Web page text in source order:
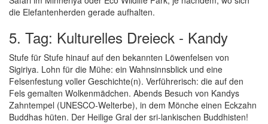
die Elefantenherden gerade aufhalten.
5. Tag: Kulturelles Dreieck - Kandy
Stufe für Stufe hinauf auf den bekannten Löwenfelsen von
Sigiriya. Lohn für die Mühe: ein Wahnsinnsblick und eine
Felsenfestung voller Geschichte(n). Verführerisch: die auf den
Fels gemalten Wolkenmädchen. Abends Besuch von Kandys
Zahntempel (UNESCO-Welterbe), in dem Mönche einen Eckzahn
Buddhas hüten. Der Heilige Gral der sri-lankischen Buddhisten!